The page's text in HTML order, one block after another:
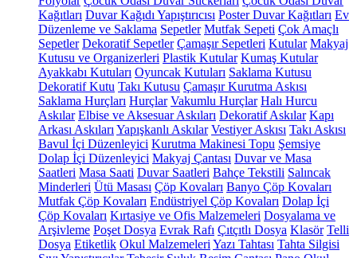
Kağıtları Duvar Kağıdı Yapıştırıcısı Poster Duvar Kağıtları Ev
Düzenleme ve Saklama Sepetler Mutfak Sepeti Çok Amaçlı
Sepetler Dekoratif Sepetler Çamaşır Sepetleri Kutular Makyaj
Kutusu ve Organizerleri Plastik Kutular Kumaş Kutular
Ayakkabı Kutuları Oyuncak Kutuları Saklama Kutusu
Dekoratif Kutu Takı Kutusu Çamaşır Kurutma Askısı
Saklama Hurçları Hurçlar Vakumlu Hurçlar Halı Hurcu
Askılar Elbise ve Aksesuar Askıları Dekoratif Askılar Kapı
Arkası Askıları Yapışkanlı Askılar Vestiyer Askısı Takı Askısı
Bavul İçi Düzenleyici Kurutma Makinesi Topu Şemsiye
Dolap İçi Düzenleyici Makyaj Çantası Duvar ve Masa
Saatleri Masa Saati Duvar Saatleri Bahçe Tekstili Salıncak
Minderleri Ütü Masası Çöp Kovaları Banyo Çöp Kovaları
Mutfak Çöp Kovaları Endüstriyel Çöp Kovaları Dolap İçi
Çöp Kovaları Kırtasiye ve Ofis Malzemeleri Dosyalama ve
Arşivleme Poşet Dosya Evrak Rafı Çıtçıtlı Dosya Klasör Telli
Dosya Etiketlik Okul Malzemeleri Yazı Tahtası Tahta Silgisi